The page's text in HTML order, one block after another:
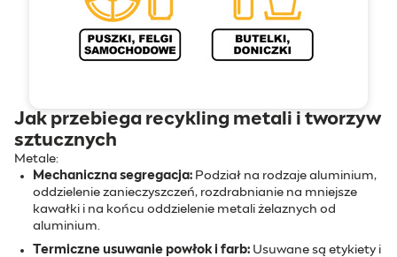
Jak przebiega recykling metali i tworzyw
sztucznych
Metale:
Mechaniczna segregacja: Podział na rodzaje aluminium,
oddzielenie zanieczyszczeń, rozdrabnianie na mniejsze
kawałki i na końcu oddzielenie metali żelaznych od
aluminium.
Termiczne usuwanie powłok i farb: Usuwane są etykiety i